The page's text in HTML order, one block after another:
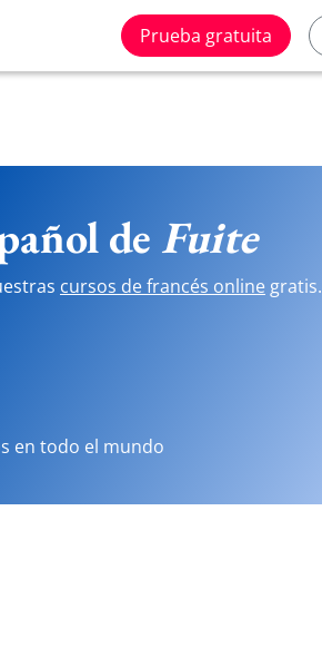
Prueba gratuita
de Fuite
cursos de francés online gratis.
en todo el mundo